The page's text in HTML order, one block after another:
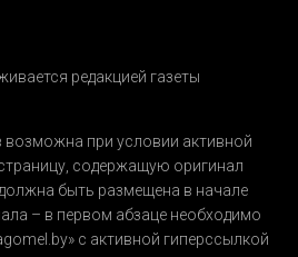
редакцией газеты
возможна при условии активной
содержащую оригинал
быть размещена в начале
– в первом абзаце необходимо
с активной гиперссылкой